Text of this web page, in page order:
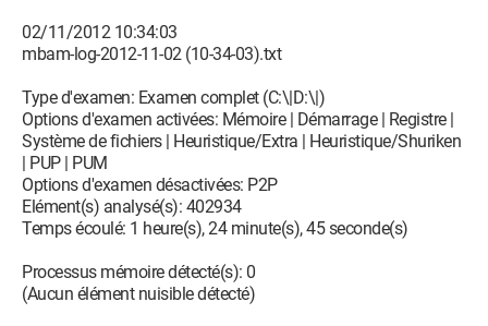
02/11/2012 10:34:03
mbam-log-2012-11-02 (10-34-03).txt
Type d'examen: Examen complet (C:\|D:\|)
Options d'examen activées: Mémoire | Démarrage | Registre |
Système de fichiers | Heuristique/Extra | Heuristique/Shuriken
| PUP | PUM
Options d'examen désactivées: P2P
Elément(s) analysé(s): 402934
Temps écoulé: 1 heure(s), 24 minute(s), 45 seconde(s)
Processus mémoire détecté(s): 0
(Aucun élément nuisible détecté)